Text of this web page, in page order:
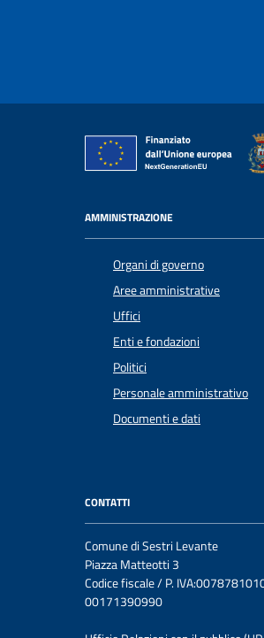
AMMINISTRAZIONE
Organi di governo
Aree amministrative
Uffici
Enti e fondazioni
Politici
Personale amministrativo
Documenti e dati
CONTATTI
Comune di Sestri Levante
Piazza Matteotti 3
Codice fiscale / P.
00171390990